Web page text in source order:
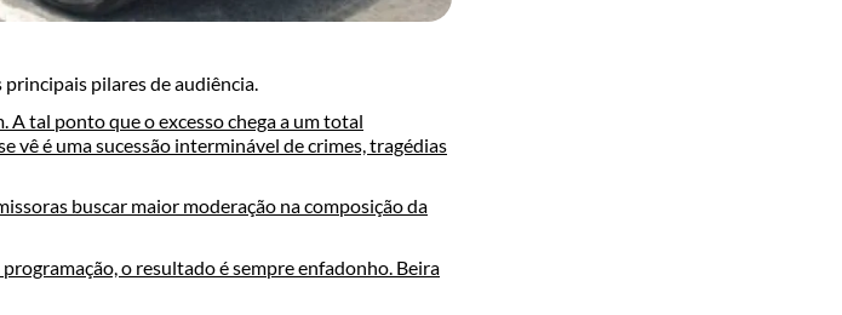
pilares de audiência.
A tal ponto que o excesso chega a um total
vê é uma sucessão interminável de crimes, tragédias
buscar maior moderação na composição da
o resultado é sempre enfadonho. Beira